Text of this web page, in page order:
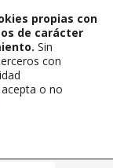
propias con
de carácter
Sin
con
o no